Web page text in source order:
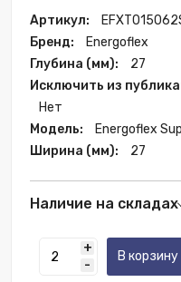
Артикул:
Бренд:
Energoflex
Глубина (мм):
27
Исключить из
Нет
Модель:
Energoflex
Ширина (мм):
27
Наличие на складах
Москва:
168 шт.
+
-
В корзину